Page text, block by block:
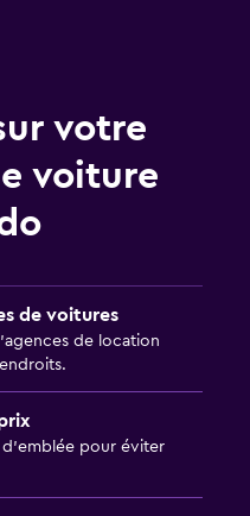
votre
voiture
de voitures
de location
pour éviter